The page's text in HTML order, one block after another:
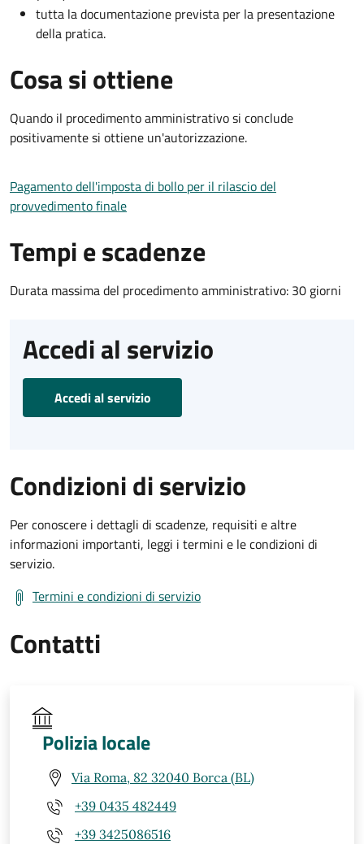
tutta la documentazione prevista per la presentazione
della pratica.
Cosa si ottiene
Quando il procedimento amministrativo si conclude
positivamente si ottiene un'autorizzazione.
Pagamento dell'imposta di bollo per il rilascio del
provvedimento finale
Tempi e scadenze
Durata massima del procedimento amministrativo: 30 giorni
Accedi al servizio
Accedi al servizio
Condizioni di servizio
Per conoscere i dettagli di scadenze, requisiti e altre
informazioni importanti, leggi i termini e le condizioni di
servizio.
Termini e condizioni di servizio
Contatti
Polizia locale
Via Roma, 82 32040 Borca (BL)
+39 0435 482449
+39 3425086516